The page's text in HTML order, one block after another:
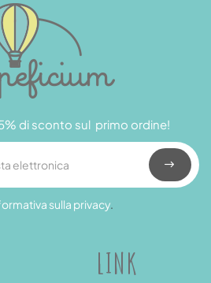
LINK
di sconto sul primo ordine!
sulla privacy.